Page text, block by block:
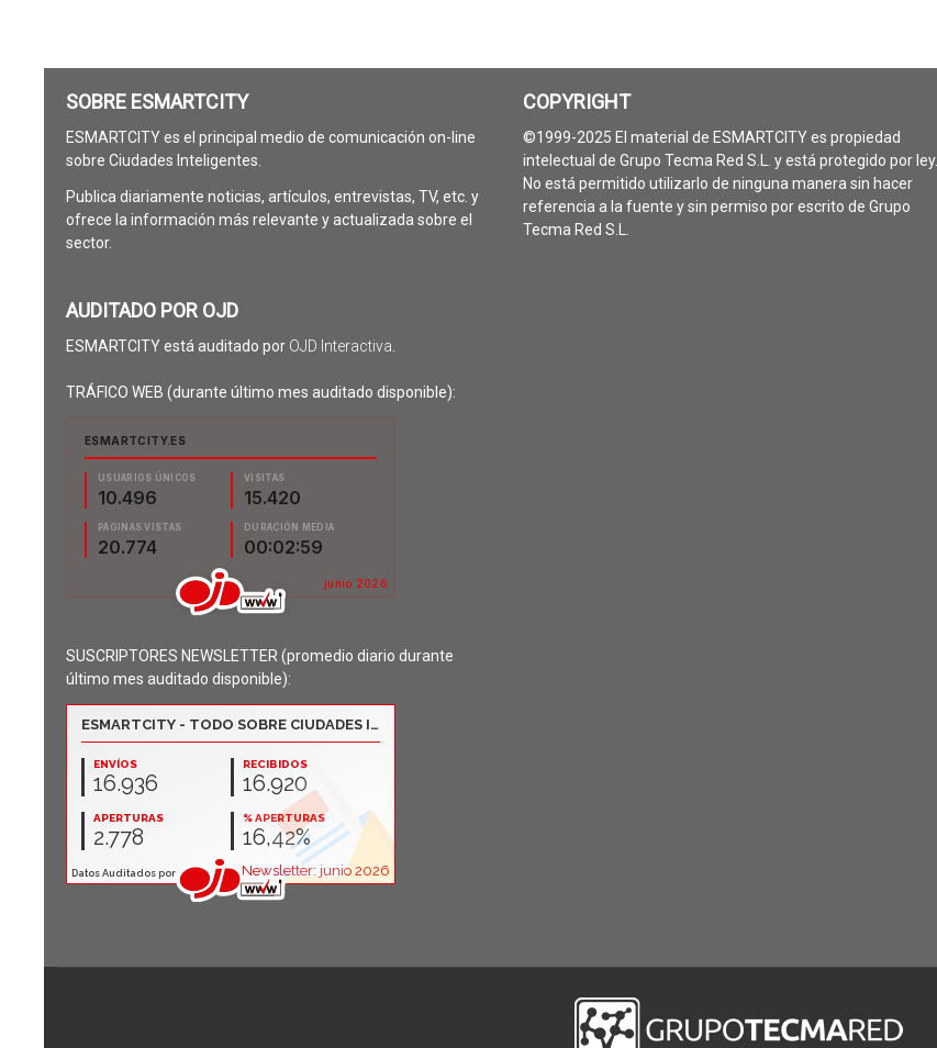
SOBRE ESMARTCITY
ESMARTCITY es el principal medio de comunicación on-line
sobre Ciudades Inteligentes.
Publica diariamente noticias, artículos, entrevistas, TV, etc. y
ofrece la información más relevante y actualizada sobre el
sector.
AUDITADO POR OJD
ESMARTCITY está auditado por OJD Interactiva
TRÁFICO WEB (durante último mes auditado disponible):
SUSCRIPTORES NEWSLETTER (promedio diario durante
último mes auditado disponible):
COPYRIGHT
©1999-2025 El material de ESMARTCITY es propiedad
intelectual de Grupo Tecma Red S.L. y está protegido por ley.
No está permitido utilizarlo de ninguna manera sin hacer
referencia a la fuente y sin permiso por escrito de Grupo
Tecma Red S.L.